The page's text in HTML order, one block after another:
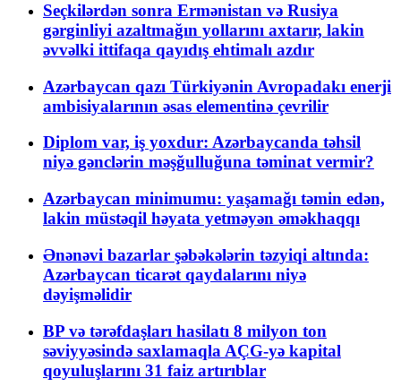
Seçkilərdən sonra Ermənistan və Rusiya
gərginliyi azaltmağın yollarını axtarır, lakin
əvvəlki ittifaqa qayıdış ehtimalı azdır
Azərbaycan qazı Türkiyənin Avropadakı enerji
ambisiyalarının əsas elementinə çevrilir
Diplom var, iş yoxdur: Azərbaycanda təhsil
niyə gənclərin məşğulluğuna təminat vermir?
Azərbaycan minimumu: yaşamağı təmin edən,
lakin müstəqil həyata yetməyən əməkhaqqı
Ənənəvi bazarlar şəbəkələrin təzyiqi altında:
Azərbaycan ticarət qaydalarını niyə
dəyişməlidir
BP və tərəfdaşları hasilatı 8 milyon ton
səviyyəsində saxlamaqla AÇG-yə kapital
qoyuluşlarını 31 faiz artırıblar